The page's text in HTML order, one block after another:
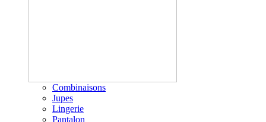
Combinaisons
Jupes
Lingerie
Pantalon